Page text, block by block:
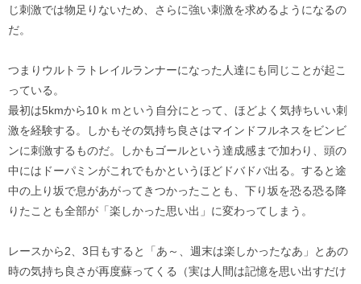
じ刺激では物足りないため、さらに強い刺激を求めるようになるの
だ。
つまりウルトラトレイルランナーになった人達にも同じことが起こ
っている。
最初は5kmから10ｋｍという自分にとって、ほどよく気持ちいい刺
激を経験する。しかもその気持ち良さはマインドフルネスをビンビ
ンに刺激するものだ。しかもゴールという達成感まで加わり、頭の
中にはドーパミンがこれでもかというほどドバドバ出る。すると途
中の上り坂で息があがってきつかったことも、下り坂を恐る恐る降
りたことも全部が「楽しかった思い出」に変わってしまう。
レースから2、3日もすると「あ～、週末は楽しかったなあ」とあの
時の気持ち良さが再度蘇ってくる（実は人間は記憶を思い出すだけ